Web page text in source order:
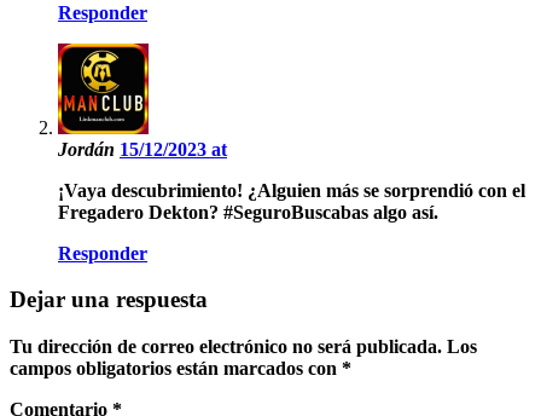
Responder
Jordán 15/12/2023 at
¡Vaya descubrimiento! ¿Alguien más se sorprendió con el
Fregadero Dekton? #SeguroBuscabas algo así.
Responder
Dejar una respuesta
Tu dirección de correo electrónico no será publicada. Los
campos obligatorios están marcados con *
Comentario *